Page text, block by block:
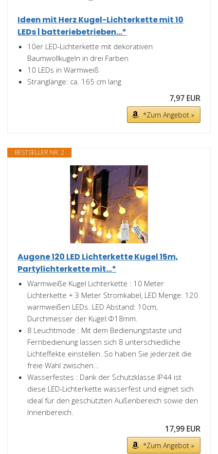
Ideen mit Herz Kugel-Lichterkette mit 10
LEDs | batteriebetrieben...*
10er LED-Lichterkette mit dekorativen
Baumwollkugeln in drei Farben
10 LEDs in Warmweiß
Stranglänge: ca. 165 cm lang
7,97 EUR
*Zum Angebot »
BESTSELLER NR. 2
Augone 120 LED Lichterkette Kugel 15m,
Partylichterkette mit...*
Warmweiße Kugel Lichterkette : 10 Meter
Lichterkette + 3 Meter Stromkabel, LED Menge: 120
warmweißen LEDs. LED Abstand: 10cm,
Durchmesser der Kugel:Φ18mm.
8 Leuchtmode : Mit dem Bedienungstaste und
Fernbedienung lassen sich 8 unterschiedliche
Lichteffekte einstellen. So haben Sie jederzeit die
freie Wahl zwischen...
Wasserfestes : Dank der Schutzklasse IP44 ist
diese LED-Lichterkette wasserfest und eignet sich
ideal für den geschützten Außenbereich sowie den
Innenbereich.
17,99 EUR
*Zum Angebot »